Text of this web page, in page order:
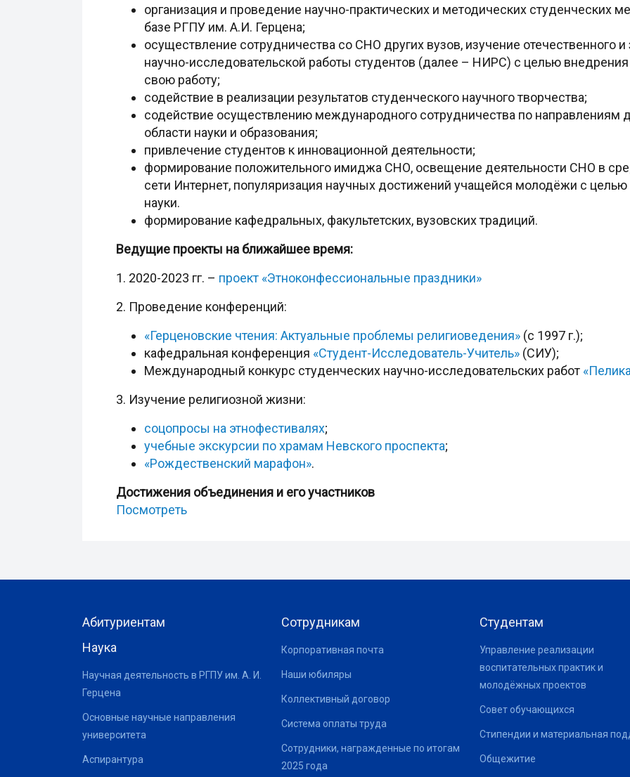
организация и проведение научно-практических и методических студенческих
базе РГПУ им. А.И. Герцена;
осуществление сотрудничества со СНО других вузов, изучение отечественного
научно-исследовательской работы студентов (далее – НИРС) с целью
свою работу;
содействие в реализации результатов студенческого научного творчества;
содействие осуществлению международного сотрудничества по направлениям
области науки и образования;
привлечение студентов к инновационной деятельности;
формирование положительного имиджа СНО, освещение деятельности СНО в
сети Интернет, популяризация научных достижений учащейся молодёжи с
науки.
формирование кафедральных, факультетских, вузовских традиций.
Ведущие проекты на ближайшее время:
1. 2020-2023 гг. – проект «Этноконфессиональные праздники»
2. Проведение конференций:
«Герценовские чтения: Актуальные проблемы религиоведения» (с 1997 г.);
кафедральная конференция «Студент-Исследователь-Учитель» (СИУ);
Международный конкурс студенческих научно-исследовательских работ
3. Изучение религиозной жизни:
соцопросы на этнофестивалях;
учебные экскурсии по храмам Невского проспекта;
«Рождественский марафон».
Достижения объединения и его участников
Посмотреть
Абитуриентам
Наука
Научная деятельность в РГПУ им. А. И.
Герцена
Основные научные направления
университета
Аспирантура
Сотрудникам
Корпоративная почта
Наши юбиляры
Коллективный договор
Система оплаты труда
Сотрудники, награжденные по итогам
2025 года
Студентам
Управление реализации
воспитательных практик и
молодёжных проектов
Совет обучающихся
Стипендии и материальная
Общежитие